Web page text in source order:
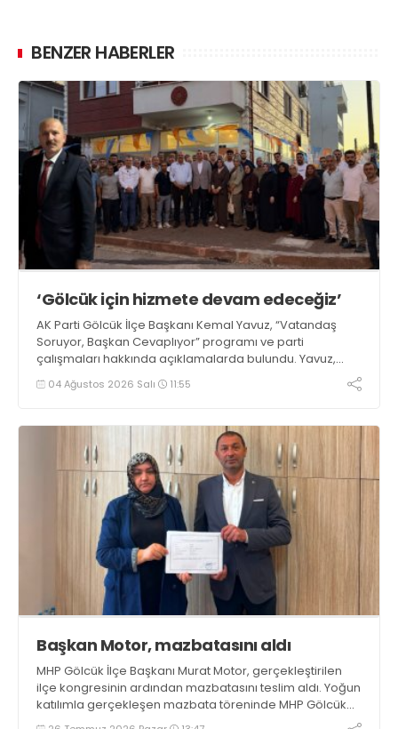
BENZER HABERLER
‘Gölcük için hizmete devam edeceğiz’
AK Parti Gölcük İlçe Başkanı Kemal Yavuz, “Vatandaş
Soruyor, Başkan Cevaplıyor” programı ve parti
çalışmaları hakkında açıklamalarda bulundu. Yavuz,
“İlçemiz için üretmeye ve hizmet etmeye devam
edeceğiz” dedi
04 Ağustos 2026 Salı 11:55
Başkan Motor, mazbatasını aldı
MHP Gölcük İlçe Başkanı Murat Motor, gerçekleştirilen
ilçe kongresinin ardından mazbatasını teslim aldı. Yoğun
katılımla gerçekleşen mazbata töreninde MHP Gölcük
İlçe Yönetim Kurulu üyeleri de eksiksiz olarak hazır